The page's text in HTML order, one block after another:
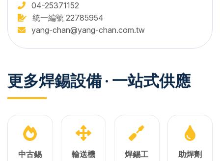
04-25371152
統一編號 22785954
yang-chan@yang-chan.com.tw
更多焊錫設備 · 一站式供應
中古錫
輸送機
焊錫工
助焊劑